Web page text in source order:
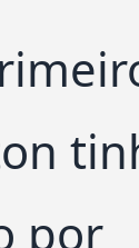
por